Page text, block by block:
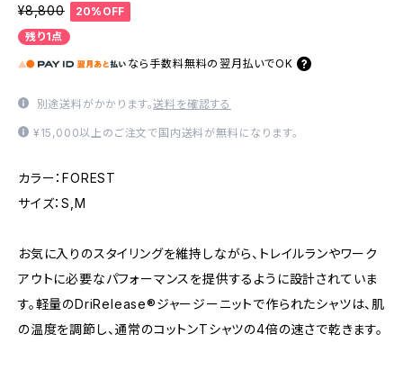
¥8,800
20%OFF
残り1点
なら 手数料無料の 翌月払いでOK
別途送料がかかります。送料を確認する
¥15,000以上のご注文で国内送料が無料になります。
カラー：FOREST
サイズ：S,M
お気に入りのスタイリングを維持しながら、トレイルランやワーク
アウトに必要なパフォーマンスを提供するように設計されていま
す。軽量のDriRelease®ジャージーニットで作られたシャツは、肌
の温度を調節し、通常のコットンTシャツの4倍の速さで乾きます。